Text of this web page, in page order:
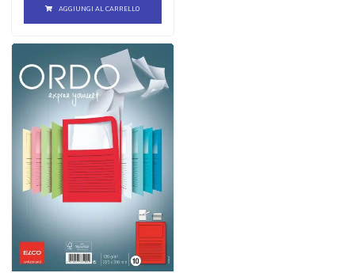
AGGIUNGI AL CARRELLO